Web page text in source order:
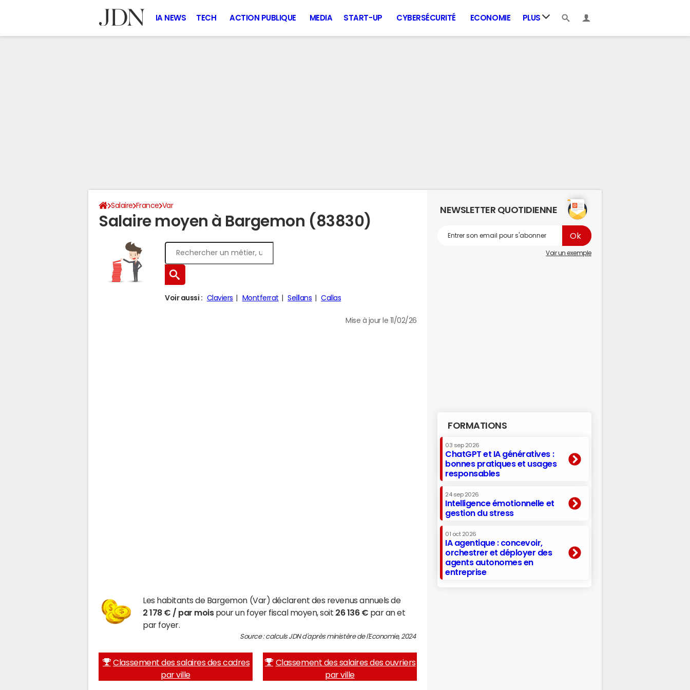
IA NEWS TECH ACTION PUBLIQUE MEDIA START-UP CYBERSÉCURITÉ ECONOMIE PLUS
Salaire France Var
Salaire moyen à Bargemon (83830)
Voir aussi : Claviers Montferrat Seillans Callas
Mise à jour le 11/02/26
Les habitants de Bargemon (Var) déclarent des revenus annuels de
2 178 € / par moispour un foyer fiscal moyen, soit 26 136 € par an et
par foyer.
Source : calculs JDN d'après ministère de l'Economie, 2024
Classement des salaires des cadres
par ville
Classement des salaires des ouvriers
par ville
NEWSLETTER QUOTIDIENNE
Voir un exemple
FORMATIONS
03 sep 2026
ChatGPT et IA génératives :
bonnes pratiques et usages
responsables
24 sep 2026
Intelligence émotionnelle et
gestion du stress
01 oct 2026
IA agentique : concevoir,
orchestrer et déployer des
agents autonomes en
entreprise